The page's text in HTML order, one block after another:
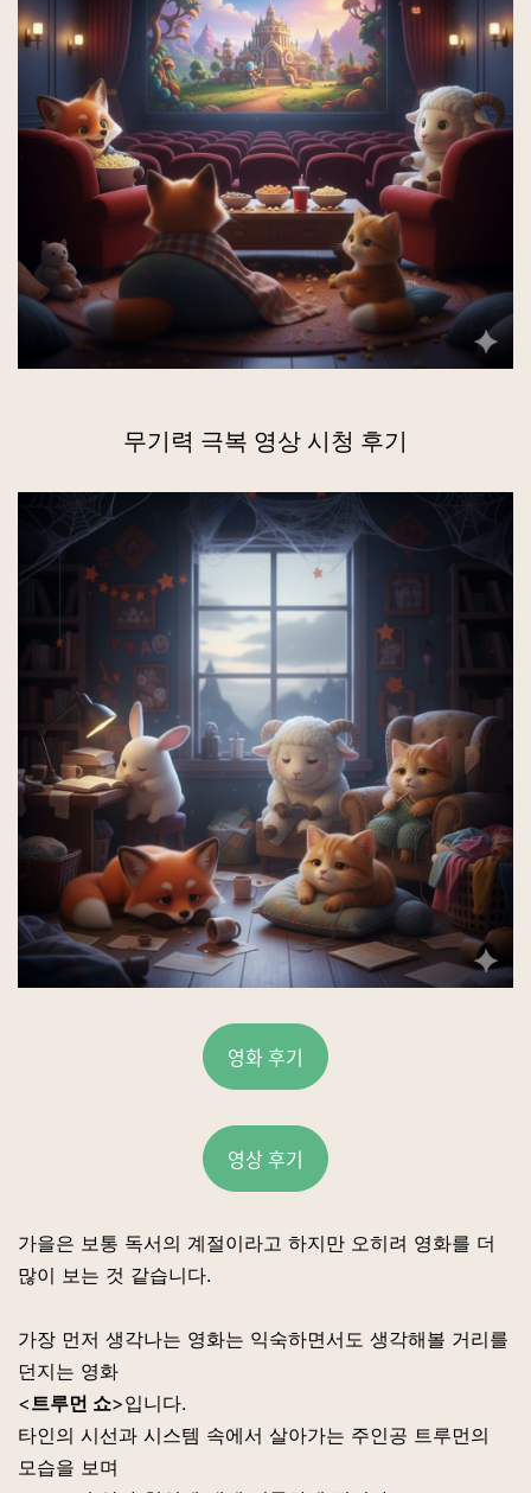
무기력 극복 영상 시청 후기
영화 후기
영상 후기
가을은 보통 독서의 계절이라고 하지만 오히려 영화를 더
많이 보는 것 같습니다.
가장 먼저 생각나는 영화는 익숙하면서도 생각해볼 거리를
던지는 영화
<트루먼 쇼>입니다.
타인의 시선과 시스템 속에서 살아가는 주인공 트루먼의
모습을 보며